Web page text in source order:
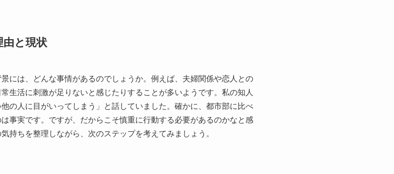
由と現状
には、どんな事情があるのでしょうか。例えば、夫婦関係や恋人との
生活に刺激が足りないと感じたりすることが多いようです。私の知人
の人に目がいってしまう」と話していました。確かに、都市部に比べ
事実です。ですが、だからこそ慎重に行動する必要があるのかなと感
持ちを整理しながら、次のステップを考えてみましょう。